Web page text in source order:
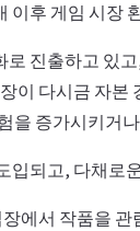
이후 게임 시장
진출하고 있
이 다시금 자본
을 증가시키거
입되고, 다채로
에서 작품을